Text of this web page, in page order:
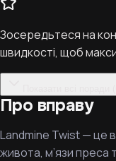
Зосередьтеся на
швидкості, щоб
Про вправу
Landmine Twist — це
живота, м’язи преса